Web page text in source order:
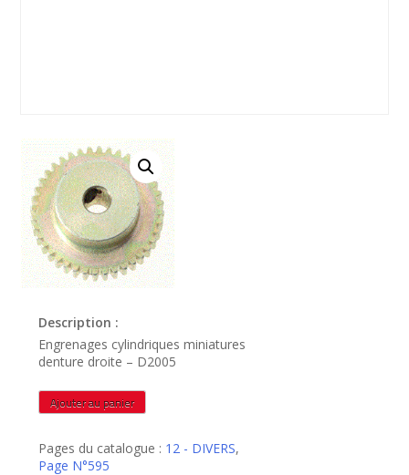
Description :
Engrenages cylindriques miniatures
denture droite – D2005
quantité
de
Ajouter au panier
Pages du catalogue : 12 - DIVERS,
Page N°595